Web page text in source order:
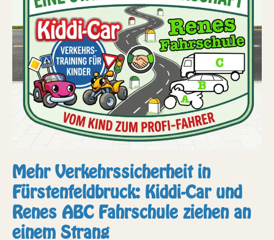
Mehr Verkehrssicherheit in
Fürstenfeldbruck: Kiddi-Car und
Renes ABC Fahrschule ziehen an
einem Strang